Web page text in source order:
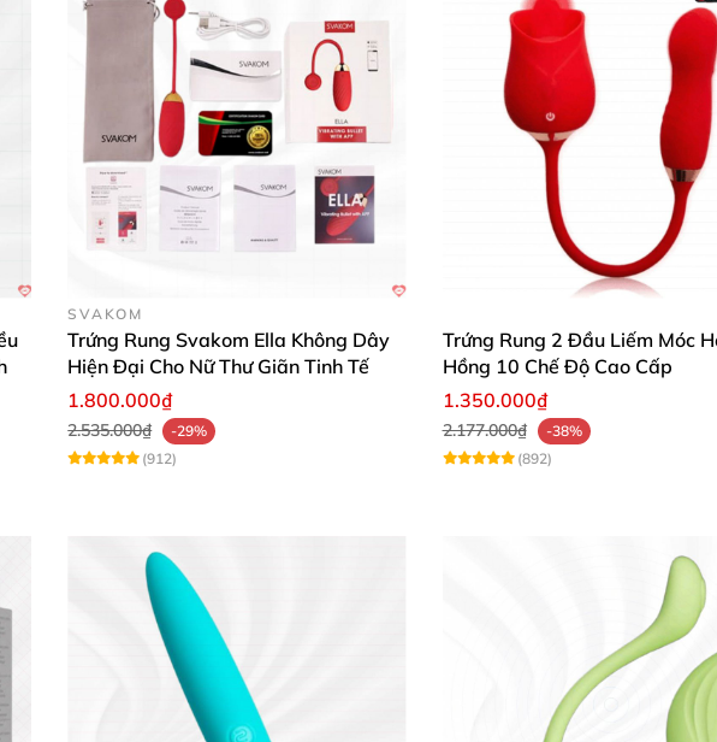
Máy Massage Điểm G Phát Nhiệt Siêu Thoải Mái Kích Thích
khác nhau cùng với 5 mức cường độ từ nhẹ đến mạnh, giúp bạn dễ
không gây tiếng ồn, đảm bảo sự riêng tư mọi lúc, mọi nơi.
Máy Massage Điểm G Phát Nhiệt Siêu Thoải Mái Kích Thích
SVAKOM
Trứng Rung Svakom Ella Không Dây
Hiện Đại Cho Nữ Thư Giãn Tinh Tế
1.800.000₫
2.535.000₫
-29%
(912)
Trứng Rung 2 Đầu Liếm Móc
Hồng 10 Chế Độ Cao Cấp
1.350.000₫
2.177.000₫
-38%
(892)